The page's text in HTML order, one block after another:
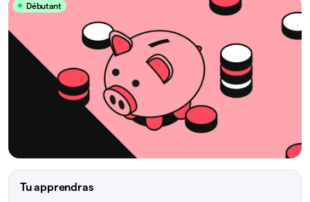
Débutant
Tu apprendras